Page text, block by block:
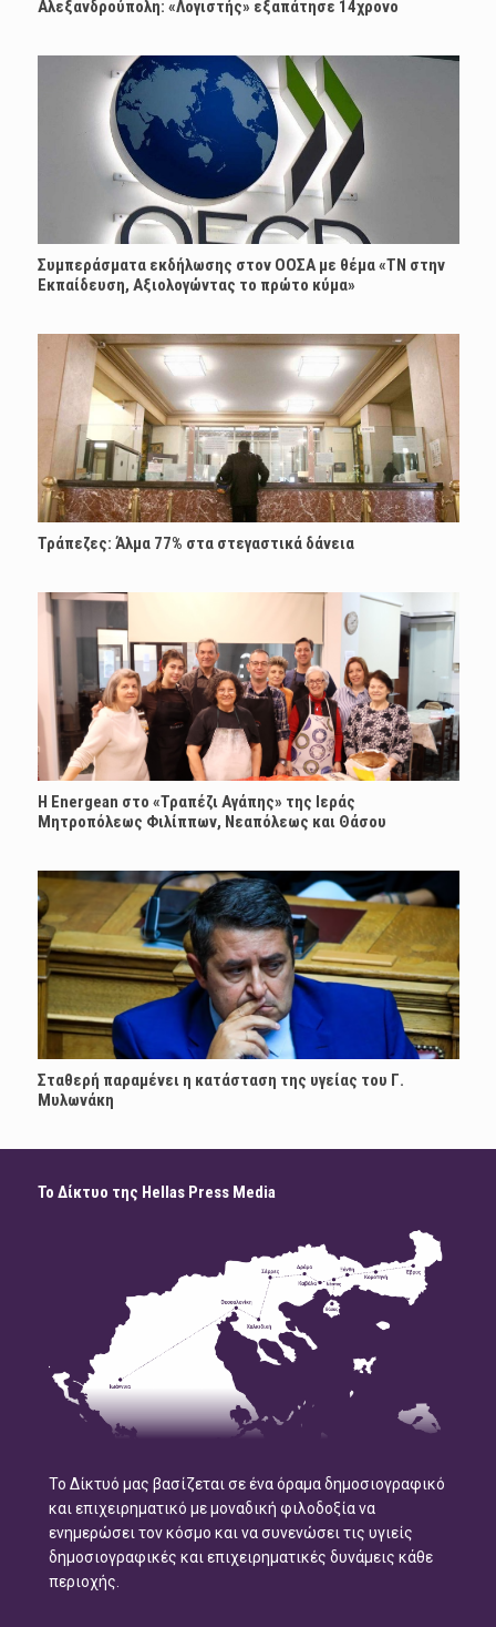
Αλεξανδρούπολη: «Λογιστής» εξαπάτησε 14χρονο
Συμπεράσματα εκδήλωσης στον ΟΟΣΑ με θέμα «ΤΝ στην
Εκπαίδευση, Αξιολογώντας το πρώτο κύμα»
Τράπεζες: Άλμα 77% στα στεγαστικά δάνεια
H Energean στο «Τραπέζι Αγάπης» της Ιεράς
Μητροπόλεως Φιλίππων, Νεαπόλεως και Θάσου
Σταθερή παραμένει η κατάσταση της υγείας του Γ.
Μυλωνάκη
Το Δίκτυο της Hellas Press Media
Το Δίκτυό μας βασίζεται σε ένα όραμα δημοσιογραφικό
και επιχειρηματικό με μοναδική φιλοδοξία να
ενημερώσει τον κόσμο και να συνενώσει τις υγιείς
δημοσιογραφικές και επιχειρηματικές δυνάμεις κάθε
περιοχής.